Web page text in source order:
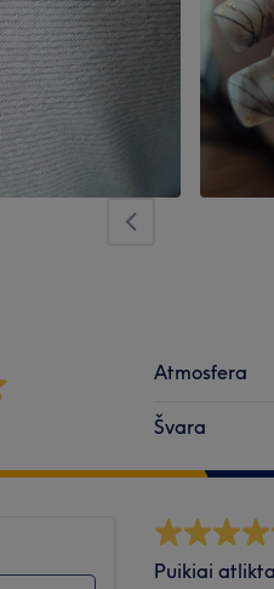
Atmosfera
Švara
Puikiai